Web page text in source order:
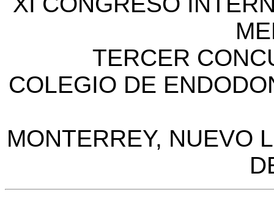
TERCER
COLEGIO DE
MONTERREY, NUEVO